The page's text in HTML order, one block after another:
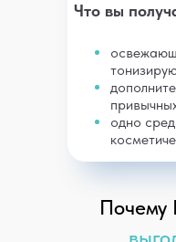
одно
Что вы
Почему